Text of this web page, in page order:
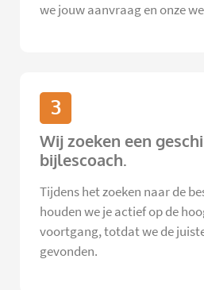
we jouw aanvraag en onze
3
Wij zoeken een
bijlescoach.
Tijdens het zoeken naar de
houden we je actief op de
voortgang, totdat we de
gevonden.